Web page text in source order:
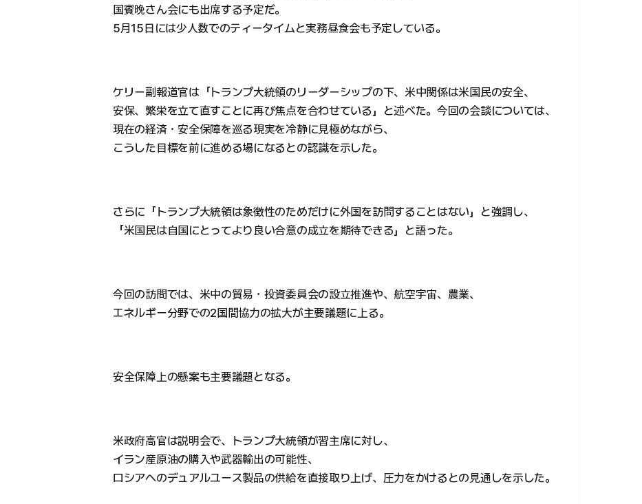
国賓晩さん会にも出席する予定だ。
5月15日には少人数でのティータイムと実務昼食会も予定している。
ケリー副報道官は「トランプ大統領のリーダーシップの下、米中関係は米国民の安全、
安保、繁栄を立て直すことに再び焦点を合わせている」と述べた。今回の会談については、
現在の経済・安全保障を巡る現実を冷静に見極めながら、
こうした目標を前に進める場になるとの認識を示した。
さらに「トランプ大統領は象徴性のためだけに外国を訪問することはない」と強調し、
「米国民は自国にとってより良い合意の成立を期待できる」と語った。
今回の訪問では、米中の貿易・投資委員会の設立推進や、航空宇宙、農業、
エネルギー分野での2国間協力の拡大が主要議題に上る。
安全保障上の懸案も主要議題となる。
米政府高官は説明会で、トランプ大統領が習主席に対し、
イラン産原油の購入や武器輸出の可能性、
ロシアへのデュアルユース製品の供給を直接取り上げ、圧力をかけるとの見通しを示した。